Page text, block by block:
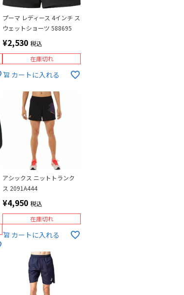
プーマ レディース 4インチ ス
ウェットショーツ 588695
¥2,530 税込
在庫切れ
カートに入れる
アシックス ニットトランク
ス 2091A444
¥4,950 税込
在庫切れ
カートに入れる